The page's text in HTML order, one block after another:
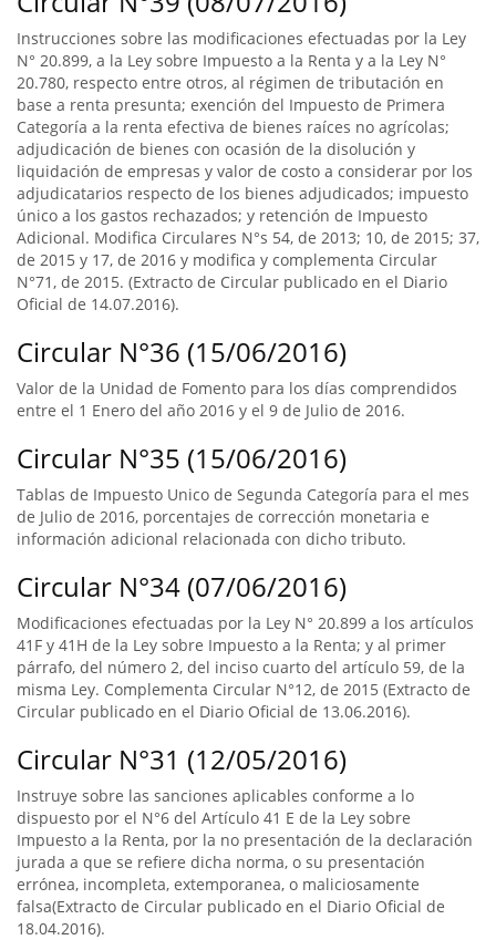
Instrucciones sobre las modificaciones efectuadas por la Ley
N° 20.899, a la Ley sobre Impuesto a la Renta y a la Ley N°
20.780, respecto entre otros, al régimen de tributación en
base a renta presunta; exención del Impuesto de Primera
Categoría a la renta efectiva de bienes raíces no agrícolas;
adjudicación de bienes con ocasión de la disolución y
liquidación de empresas y valor de costo a considerar por los
adjudicatarios respecto de los bienes adjudicados; impuesto
único a los gastos rechazados; y retención de Impuesto
Adicional. Modifica Circulares N°s 54, de 2013; 10, de 2015; 37,
de 2015 y 17, de 2016 y modifica y complementa Circular
N°71, de 2015. (Extracto de Circular publicado en el Diario
Oficial de 14.07.2016).
Circular N°36 (15/06/2016)
Valor de la Unidad de Fomento para los días comprendidos
entre el 1 Enero del año 2016 y el 9 de Julio de 2016.
Circular N°35 (15/06/2016)
Tablas de Impuesto Unico de Segunda Categoría para el mes
de Julio de 2016, porcentajes de corrección monetaria e
información adicional relacionada con dicho tributo.
Circular N°34 (07/06/2016)
Modificaciones efectuadas por la Ley N° 20.899 a los artículos
41F y 41H de la Ley sobre Impuesto a la Renta; y al primer
párrafo, del número 2, del inciso cuarto del artículo 59, de la
misma Ley. Complementa Circular N°12, de 2015 (Extracto de
Circular publicado en el Diario Oficial de 13.06.2016).
Circular N°31 (12/05/2016)
Instruye sobre las sanciones aplicables conforme a lo
dispuesto por el N°6 del Artículo 41 E de la Ley sobre
Impuesto a la Renta, por la no presentación de la declaración
jurada a que se refiere dicha norma, o su presentación
errónea, incompleta, extemporanea, o maliciosamente
falsa(Extracto de Circular publicado en el Diario Oficial de
18.04.2016).